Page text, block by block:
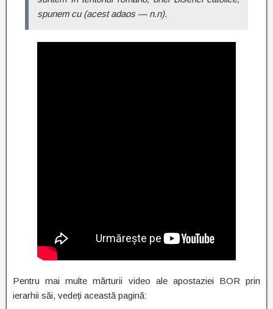
spunem cu (acest adaos — n.n).
Pentru mai multe mărturii video ale apostaziei BOR prin
ierarhii săi, vedeți această pagină: